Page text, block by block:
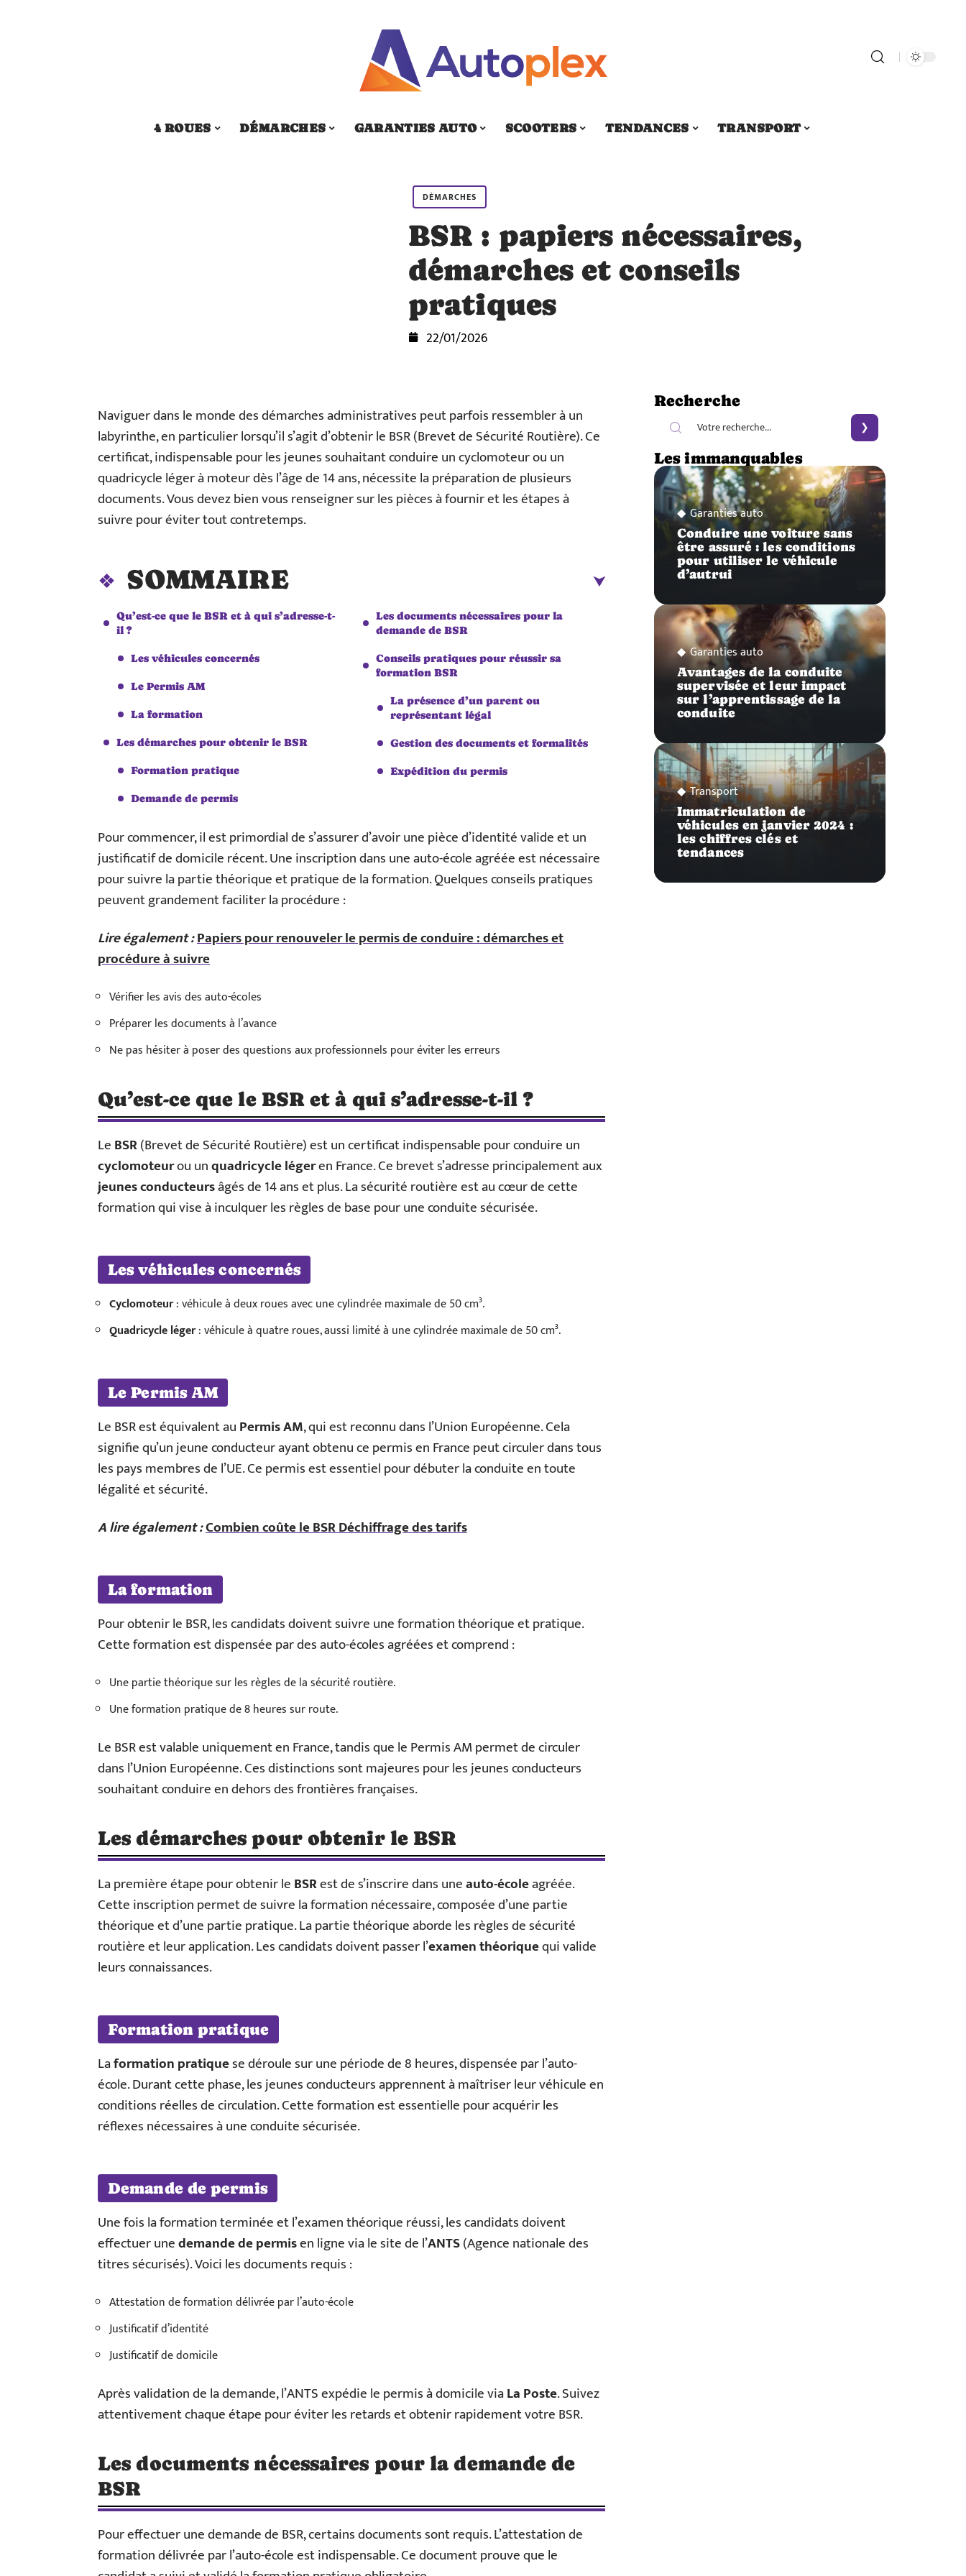
4 ROUES DÉMARCHES GARANTIES AUTO SCOOTERS TENDANCES TRANSPORT
DÉMARCHES
BSR : papiers nécessaires,
démarches et conseils
pratiques
22/01/2026
Naviguer dans le monde des démarches administratives peut parfois ressembler à un
labyrinthe, en particulier lorsqu’il s’agit d’obtenir le BSR (Brevet de Sécurité Routière). Ce
certificat, indispensable pour les jeunes souhaitant conduire un cyclomoteur ou un
quadricycle léger à moteur dès l’âge de 14 ans, nécessite la préparation de plusieurs
documents. Vous devez bien vous renseigner sur les pièces à fournir et les étapes à
suivre pour éviter tout contretemps.
SOMMAIRE
Qu’est-ce que le BSR et à qui s’adresse-t-
il ?
Les véhicules concernés
Le Permis AM
La formation
Les démarches pour obtenir le BSR
Formation pratique
Demande de permis
Les documents nécessaires pour la
demande de BSR
Conseils pratiques pour réussir sa
formation BSR
La présence d’un parent ou
représentant légal
Gestion des documents et formalités
Expédition du permis
Pour commencer, il est primordial de s’assurer d’avoir une pièce d’identité valide et un
justificatif de domicile récent. Une inscription dans une auto-école agréée est nécessaire
pour suivre la partie théorique et pratique de la formation. Quelques conseils pratiques
peuvent grandement faciliter la procédure :
Lire également :Papiers pour renouveler le permis de conduire : démarches et
procédure à suivre
Vérifier les avis des auto-écoles
Préparer les documents à l’avance
Ne pas hésiter à poser des questions aux professionnels pour éviter les erreurs
Qu’est-ce que le BSR et à qui s’adresse-t-il ?
LeBSR(Brevet de Sécurité Routière) est un certificat indispensable pour conduire un
cyclomoteurou unquadricycle légeren France. Ce brevet s’adresse principalement aux
jeunes conducteursâgés de 14 ans et plus. La sécurité routière est au cœur de cette
formation qui vise à inculquer les règles de base pour une conduite sécurisée.
Les véhicules concernés
Cyclomoteur: véhicule à deux roues avec une cylindrée maximale de 50 cm³.
Quadricycle léger: véhicule à quatre roues, aussi limité à une cylindrée maximale de 50 cm³.
Le Permis AM
Le BSR est équivalent auPermis AM, qui est reconnu dans l’Union Européenne. Cela
signifie qu’un jeune conducteur ayant obtenu ce permis en France peut circuler dans tous
les pays membres de l’UE. Ce permis est essentiel pour débuter la conduite en toute
légalité et sécurité.
A lire également :Combien coûte le BSR Déchiffrage des tarifs
La formation
Pour obtenir le BSR, les candidats doivent suivre une formation théorique et pratique.
Cette formation est dispensée par des auto-écoles agréées et comprend :
Une partie théorique sur les règles de la sécurité routière.
Une formation pratique de 8 heures sur route.
Le BSR est valable uniquement en France, tandis que le Permis AM permet de circuler
dans l’Union Européenne. Ces distinctions sont majeures pour les jeunes conducteurs
souhaitant conduire en dehors des frontières françaises.
Les démarches pour obtenir le BSR
La première étape pour obtenir leBSRest de s’inscrire dans uneauto-écoleagréée.
Cette inscription permet de suivre la formation nécessaire, composée d’une partie
théorique et d’une partie pratique. La partie théorique aborde les règles de sécurité
routière et leur application. Les candidats doivent passer l’examen théoriquequi valide
leurs connaissances.
Formation pratique
Laformation pratiquese déroule sur une période de 8 heures, dispensée par l’auto-
école. Durant cette phase, les jeunes conducteurs apprennent à maîtriser leur véhicule en
conditions réelles de circulation. Cette formation est essentielle pour acquérir les
réflexes nécessaires à une conduite sécurisée.
Demande de permis
Une fois la formation terminée et l’examen théorique réussi, les candidats doivent
effectuer unedemande de permisen ligne via le site de l’ANTS(Agence nationale des
titres sécurisés). Voici les documents requis :
Attestation de formation délivrée par l’auto-école
Justificatif d’identité
Justificatif de domicile
Après validation de la demande, l’ANTS expédie le permis à domicile viaLa Poste. Suivez
attentivement chaque étape pour éviter les retards et obtenir rapidement votre BSR.
Les documents nécessaires pour la demande de
BSR
Pour effectuer une demande de BSR, certains documents sont requis. L’attestation de
formation délivrée par l’auto-école est indispensable. Ce document prouve que le
Recherche
Les immanquables
Garanties auto
Conduire une voiture sans
être assuré : les conditions
pour utiliser le véhicule
d’autrui
Garanties auto
Avantages de la conduite
supervisée et leur impact
sur l’apprentissage de la
conduite
Transport
Immatriculation de
véhicules en janvier 2024 :
les chiffres clés et
tendances